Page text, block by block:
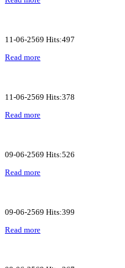
11-06-2569 Hits:497
Read more
11-06-2569 Hits:378
Read more
09-06-2569 Hits:526
Read more
09-06-2569 Hits:399
Read more